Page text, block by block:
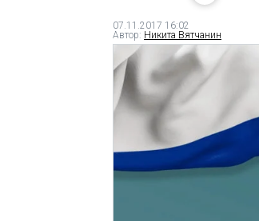
07.11.2017 16:02
Автор: Никита Вятчанин